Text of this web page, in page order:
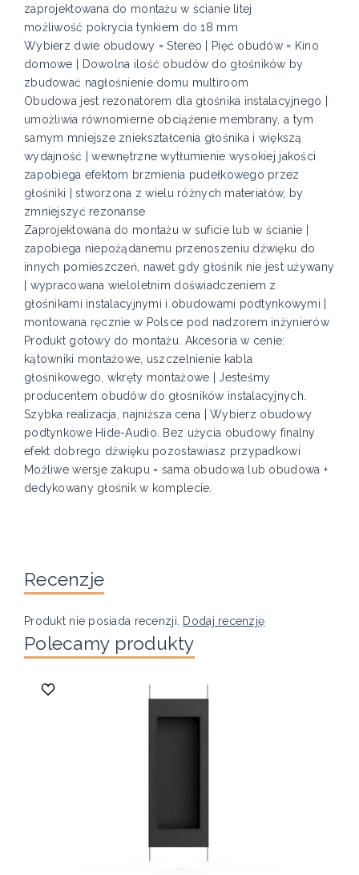
zaprojektowana do montażu w ścianie litej
możliwość pokrycia tynkiem do 18 mm
Wybierz dwie obudowy = Stereo | Pięć obudów = Kino
domowe | Dowolna ilość obudów do głośników by
zbudować nagłośnienie domu multiroom
Obudowa jest rezonatorem dla głośnika instalacyjnego |
umożliwia równomierne obciążenie membrany, a tym
samym mniejsze zniekształcenia głośnika i większą
wydajność | wewnętrzne wytłumienie wysokiej jakości
zapobiega efektom brzmienia pudełkowego przez
głośniki | stworzona z wielu różnych materiałów, by
zmniejszyć rezonanse
Zaprojektowana do montażu w suficie lub w ścianie |
zapobiega niepożądanemu przenoszeniu dźwięku do
innych pomieszczeń, nawet gdy głośnik nie jest używany
| wypracowana wieloletnim doświadczeniem z
głośnikami instalacyjnymi i obudowami podtynkowymi |
montowana ręcznie w Polsce pod nadzorem inżynierów
Produkt gotowy do montażu. Akcesoria w cenie:
kątowniki montażowe, uszczelnienie kabla
głośnikowego, wkręty montażowe | Jesteśmy
producentem obudów do głośników instalacyjnych.
Szybka realizacja, najniższa cena | Wybierz obudowy
podtynkowe Hide-Audio. Bez użycia obudowy finalny
efekt dobrego dźwięku pozostawiasz przypadkowi
Możliwe wersje zakupu = sama obudowa lub obudowa +
dedykowany głośnik w komplecie.
Recenzje
Produkt nie posiada recenzji. Dodaj recenzję
Polecamy produkty